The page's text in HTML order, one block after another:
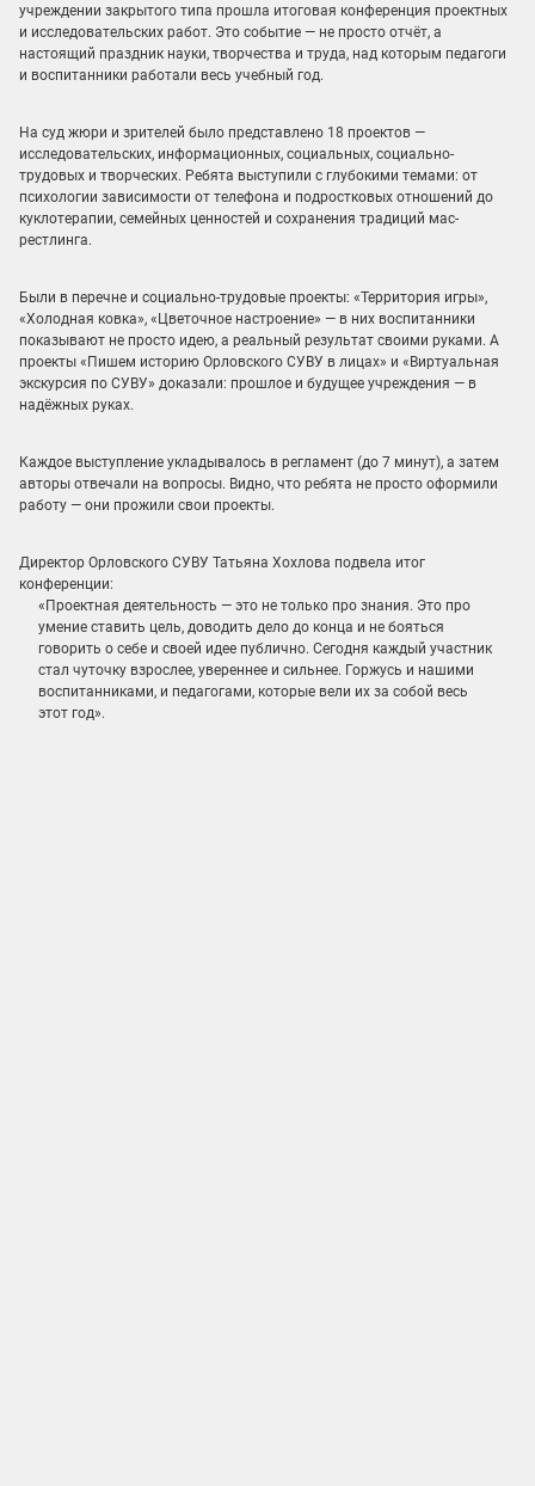
учреждении закрытого типа прошла итоговая конференция проектных
и исследовательских работ. Это событие — не просто отчёт, а
настоящий праздник науки, творчества и труда, над которым педагоги
и воспитанники работали весь учебный год.
На суд жюри и зрителей было представлено 18 проектов —
исследовательских, информационных, социальных, социально-
трудовых и творческих. Ребята выступили с глубокими темами: от
психологии зависимости от телефона и подростковых отношений до
куклотерапии, семейных ценностей и сохранения традиций мас-
рестлинга.
Были в перечне и социально-трудовые проекты: «Территория игры»,
«Холодная ковка», «Цветочное настроение» — в них воспитанники
показывают не просто идею, а реальный результат своими руками. А
проекты «Пишем историю Орловского СУВУ в лицах» и «Виртуальная
экскурсия по СУВУ» доказали: прошлое и будущее учреждения — в
надёжных руках.
Каждое выступление укладывалось в регламент (до 7 минут), а затем
авторы отвечали на вопросы. Видно, что ребята не просто оформили
работу — они прожили свои проекты.
Директор Орловского СУВУ Татьяна Хохлова подвела итог
конференции:
«Проектная деятельность — это не только про знания. Это про
умение ставить цель, доводить дело до конца и не бояться
говорить о себе и своей идее публично. Сегодня каждый участник
стал чуточку взрослее, увереннее и сильнее. Горжусь и нашими
воспитанниками, и педагогами, которые вели их за собой весь
этот год».